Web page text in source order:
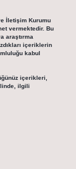
İletişim Kurumu
vermektedir. Bu
araştırma
içeriklerin
kabul
içerikleri,
ilgili